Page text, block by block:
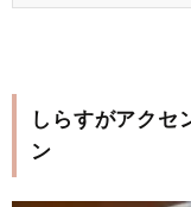
しらすがアク
ン